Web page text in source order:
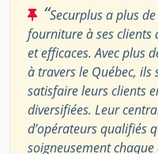
“Securplus a plus
fourniture à ses clients
et efficaces. Avec plus
à travers le Québec,
satisfaire leurs clients
diversifiées. Leur
d’opérateurs qualifiés
soigneusement